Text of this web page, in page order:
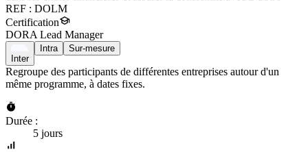
REF : DOLM
Certification
DORA Lead Manager
Inter
Intra Sur-mesure
Regroupe des participants de différentes entreprises autour d'un
même programme, à dates fixes.
Durée :
5 jours